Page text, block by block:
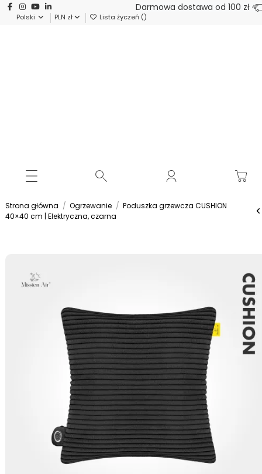
Darmowa dostawa od 100 zł
Polski PLN zł Lista życzeń ()
Strona główna Ogrzewanie
Poduszka grzewcza CUSHION
40×40 cm | Elektryczna, czarna